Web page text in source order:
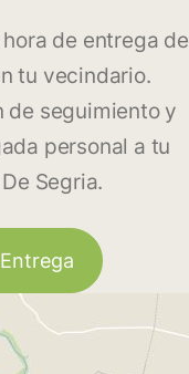
de entrega de
tu vecindario.
seguimiento y
personal a tu
Segria.